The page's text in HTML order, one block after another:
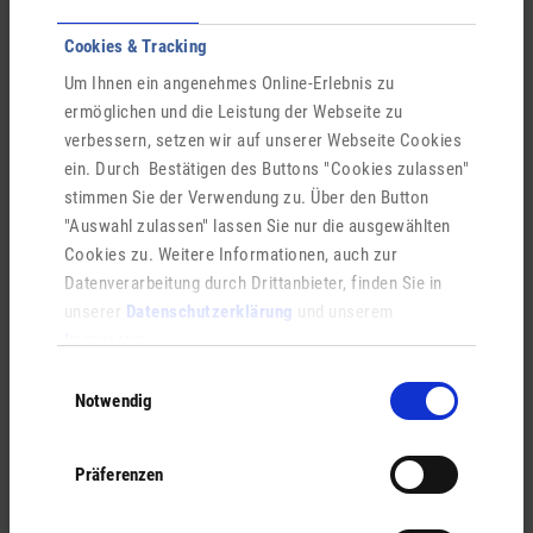
Cookies & Tracking
Um Ihnen ein angenehmes Online-Erlebnis zu
ermöglichen und die Leistung der Webseite zu
verbessern, setzen wir auf unserer Webseite Cookies
ein. Durch Bestätigen des Buttons "Cookies zulassen"
stimmen Sie der Verwendung zu. Über den Button
"Auswahl zulassen" lassen Sie nur die ausgewählten
Cookies zu. Weitere Informationen, auch zur
Datenverarbeitung durch Drittanbieter, finden Sie in
unserer Datenschutzerklärung und unserem
Impressum.
Notwendig
Präferenzen
Wörthstraße 15
36037
Fulda
+49 661 115
abfallwirtschaft(at)landkreis-fulda.de
ONLINE-BÜRGERSERVICE